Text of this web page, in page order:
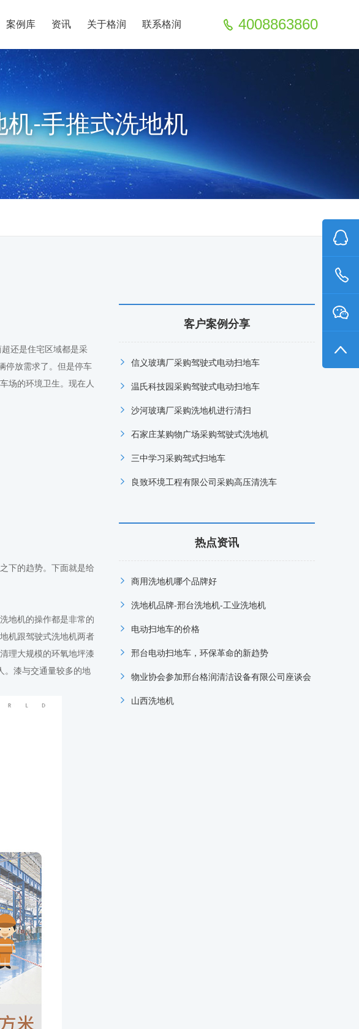
4008863860
案例库 资讯 关于格润 联系格润
-手推式洗地机
还是住宅区域都是采
停放需求了。但是停车
场的环境卫生。现在人
下的趋势。下面就是给
地机的操作都是非常的
机跟驾驶式洗地机两者
理大规模的环氧地坪漆
。漆与交通量较多的地
客户案例分享
信义玻璃厂采购驾驶式电动扫地车
温氏科技园采购驾驶式电动扫地车
沙河玻璃厂采购洗地机进行清扫
石家庄某购物广场采购驾驶式洗地机
三中学习采购驾式扫地车
良致环境工程有限公司采购高压清洗车
热点资讯
商用洗地机哪个品牌好
洗地机品牌-邢台洗地机-工业洗地机
电动扫地车的价格
邢台电动扫地车，环保革命的新趋势
物业协会参加邢台格润清洁设备有限公司座谈会
山西洗地机